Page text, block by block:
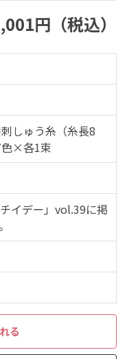
円（税込）
しゅう糸（糸長8
色×各1束
イデー」vol.39に掲
る